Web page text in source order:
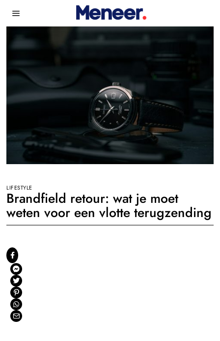
LIFESTYLE
Brandfield retour: wat je moet
weten voor een vlotte terugzending